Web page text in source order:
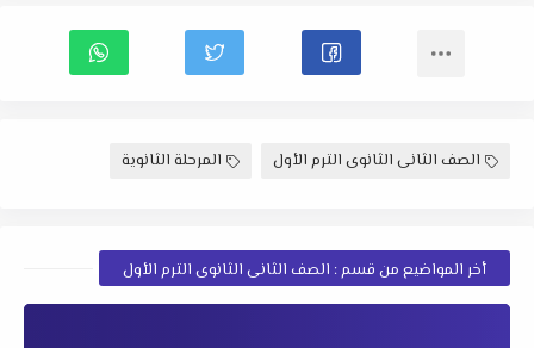
الصف الثانى الثانوى الترم الأول المرحلة الثانوية
أخر المواضيع من قسم : الصف الثانى الثانوى الترم الأول